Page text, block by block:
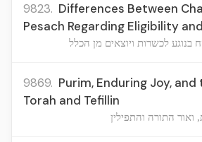
9823. Differences Between
Pesach Regarding Eligibility
בנוגע לכשרות ויוצאים מן הכלל
9869. Purim, Enduring Joy,
Torah and Tefillin
התורה והתפילין